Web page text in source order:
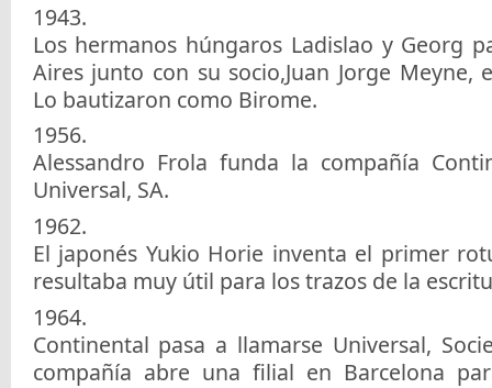
1943.
Los hermanos húngaros Ladislao y Georg
Aires junto con su socio,Juan Jorge
Lo bautizaron como Birome.
1956.
Alessandro Frola funda la compañía
Universal, SA.
1962.
El japonés Yukio Horie inventa el primer
resultaba muy útil para los trazos de la
1964.
Continental pasa a llamarse Universal,
compañía abre una filial en Barcelona